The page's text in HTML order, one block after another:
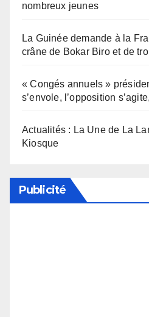
nombreux jeunes
La Guinée demande à la
crâne de Bokar Biro et de
« Congés annuels »
s’envole, l’opposition
Actualités : La Une de La
Kiosque
Publicité